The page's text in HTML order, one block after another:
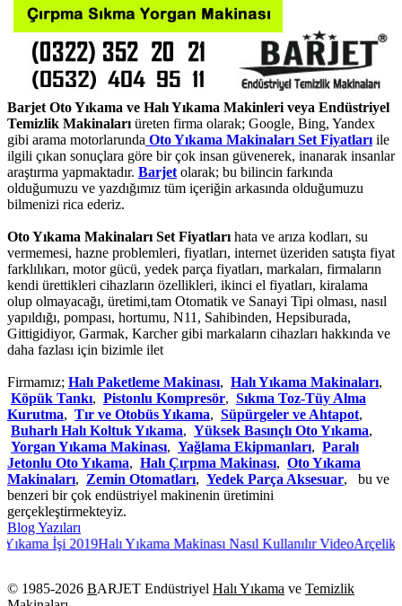
Barjet Oto Yıkama ve Halı Yıkama Makinleri veya Endüstriyel
Temizlik Makinalarıüreten firma olarak; Google, Bing, Yandex
gibi arama motorlarunda Oto Yıkama Makinaları Set Fiyatlarıile
ilgili çıkan sonuçlara göre bir çok insan güvenerek, inanarak insanlar
araştırma yapmaktadır. Barjetolarak; bu bilincin farkında
olduğumuzu ve yazdığımız tüm içeriğin arkasında olduğumuzu
bilmenizi rica ederiz.
Oto Yıkama Makinaları Set Fiyatlarıhata ve arıza kodları, su
vermemesi, hazne problemleri, fiyatları, internet üzeriden satışta fiyat
farklılıkarı, motor gücü, yedek parça fiyatları, markaları, firmaların
kendi ürettikleri cihazların özellikleri, ikinci el fiyatları, kiralama
olup olmayacağı, üretimi,tam Otomatik ve Sanayi Tipi olması, nasıl
yapıldığı, pompası, hortumu, N11, Sahibinden, Hepsiburada,
Gittigidiyor, Garmak, Karcher gibi markaların cihazları hakkında ve
daha fazlası için bizimle ilet
Firmamız; Halı Paketleme Makinası, Halı Yıkama Makinaları,
Köpük Tankı, Pistonlu Kompresör, Sıkma Toz-Tüy Alma
Kurutma, Tır ve Otobüs Yıkama, Süpürgeler ve Ahtapot,
Buharlı Halı Koltuk Yıkama, Yüksek Basınçlı Oto Yıkama,
Yorgan Yıkama Makinası, Yağlama Ekipmanları, Paralı
Jetonlu Oto Yıkama, Halı Çırpma Makinası, Oto Yıkama
Makinaları, Zemin Otomatları, Yedek Parça Aksesuar, bu ve
benzeri bir çok endüstriyel makinenin üretimini
gerçekleştirmekteyiz.
Blog Yazıları
İşi 2019Halı Yıkama Makinası Nasıl Kullanılır VideoArçelik
© 1985-2026 BARJET Endüstriyel Halı Yıkama ve Temizlik